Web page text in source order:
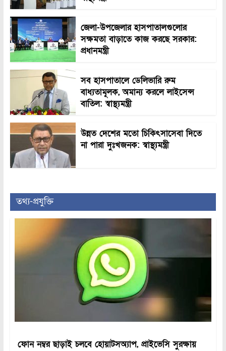
জেলা-উপজেলার হাসপাতালগুলোর
সক্ষমতা বাড়াতে কাজ করছে সরকার:
প্রধানমন্ত্রী
সব হাসপাতালে ডেলিভারি রুম
বাধ্যতামূলক, অমান্য করলে লাইসেন্স
বাতিল: স্বাস্থ্যমন্ত্রী
উন্নত দেশের মতো চিকিৎসাসেবা দিতে
না পারা দুঃখজনক: স্বাস্থ্যমন্ত্রী
তথ্য-প্রযুক্তি
ফোন নম্বর ছাড়াই চলবে হোয়াটসঅ্যাপ, প্রাইভেসি সুরক্ষায়